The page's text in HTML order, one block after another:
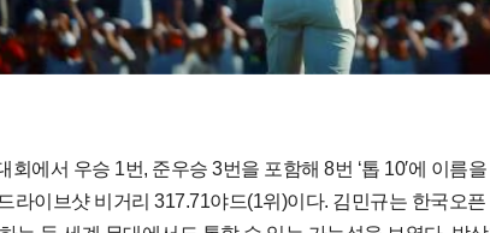
에서 우승 1번, 준우승 3번을 포함해 8번 ‘톱 10′에 이름
라이브샷 비거리 317.71야드(1위)이다. 김민규는 한국오